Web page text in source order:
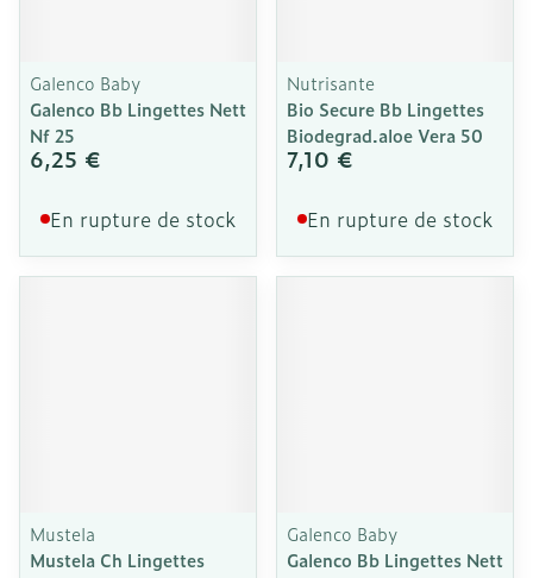
Galenco Baby
Galenco Bb Lingettes Nett
Nf 25
6,25 €
En rupture de stock
Nutrisante
Bio Secure Bb Lingettes
Biodegrad.aloe Vera 50
7,10 €
En rupture de stock
Mustela
Mustela Ch Lingettes
Galenco Baby
Galenco Bb Lingettes Nett